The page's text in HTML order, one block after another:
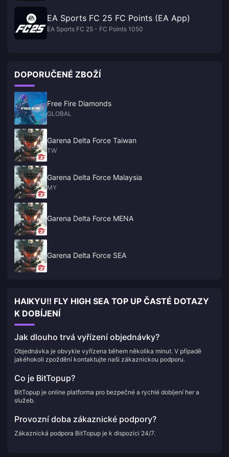
EA Sports FC 25 FC Points (EA App)
EA Sports FC 25 - FC Points 1050
DOPORUČENÉ ZBOŽÍ
Free Fire Diamonds
GLOBAL
Garena Delta Force Taiwan
TW
Garena Delta Force Malaysia
MY
Garena Delta Force MENA
Garena Delta Force SEA
HAIKYU!! FLY HIGH SEA TOP UP ČASTÉ DOTAZY
K DOBÍJENÍ
Jak dlouho trvá vyřízení objednávky?
Objednávka je obvykle vyřízena během několika minut. V případě
jakéhokoli zpoždění kontaktujte naši zákaznickou podporu.
Co je BitTopup?
BitTopup je online platforma pro bezpečné a rychlé dobíjení her a
služeb.
Provozní doba zákaznické podpory?
Zákaznická podpora BitTopup je k dispozici 24/7.